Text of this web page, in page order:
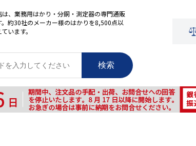
は、業務用はかり・分銅・測定器の専門通販
。約30社のメーカー様のはかりを8,500点以
います。
検索